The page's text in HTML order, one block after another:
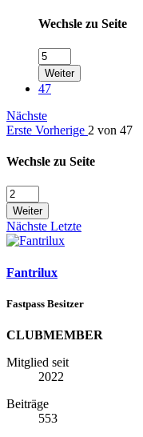
Wechsle zu Seite
Weiter
47
Nächste
Erste Vorherige 2 von 47
Wechsle zu Seite
Weiter
Nächste Letzte
Fantrilux
Fastpass Besitzer
CLUBMEMBER
Mitglied seit
2022
Beiträge
553